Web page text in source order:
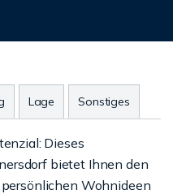
Lage Sonstiges
Dieses
bietet Ihnen den
persönlichen Wohnideen